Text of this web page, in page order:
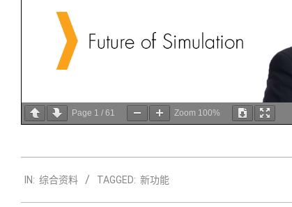
Page 1 / 61 Zoom 100%
12-
11
IN: 综合资料 TAGGED: 新功能